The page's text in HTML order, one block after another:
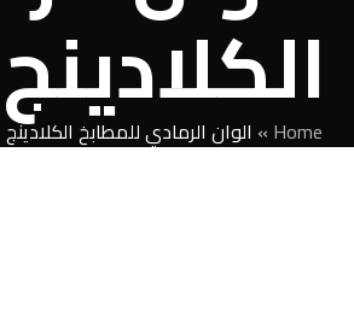
الكلادينج
Home
» الوان الرمادي للمطابخ الكلادينج